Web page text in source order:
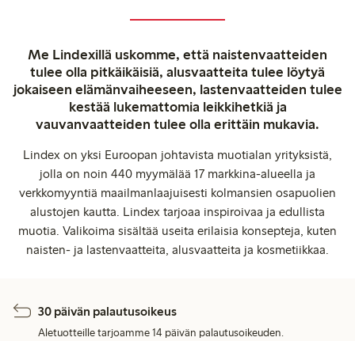
Me Lindexillä uskomme, että naistenvaatteiden
tulee olla pitkäikäisiä, alusvaatteita tulee löytyä
jokaiseen elämänvaiheeseen, lastenvaatteiden tulee
kestää lukemattomia leikkihetkiä ja
vauvanvaatteiden tulee olla erittäin mukavia.
Lindex on yksi Euroopan johtavista muotialan yrityksistä,
jolla on noin 440 myymälää 17 markkina-alueella ja
verkkomyyntiä maailmanlaajuisesti kolmansien osapuolien
alustojen kautta. Lindex tarjoaa inspiroivaa ja edullista
muotia. Valikoima sisältää useita erilaisia konsepteja, kuten
naisten- ja lastenvaatteita, alusvaatteita ja kosmetiikkaa.
30 päivän palautusoikeus
Aletuotteille tarjoamme 14 päivän palautusoikeuden.